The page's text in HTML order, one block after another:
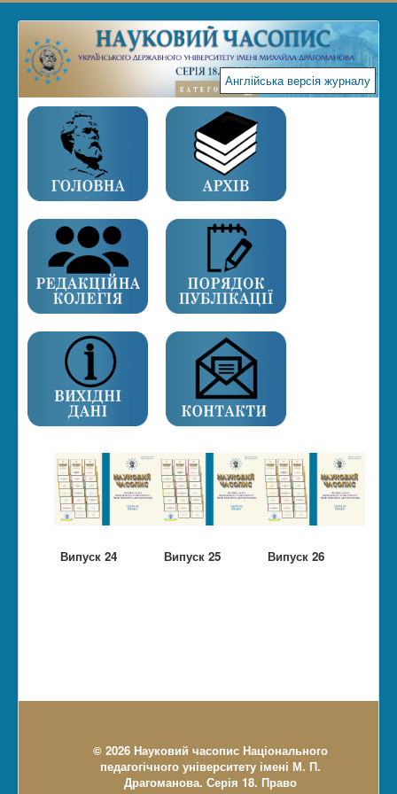
Англійська версія журналу
Випуск 24 Випуск 25 Випуск 26
© 2026 Науковий часопис Національного
педагогічного університету імені М. П.
Драгоманова. Серія 18. Право